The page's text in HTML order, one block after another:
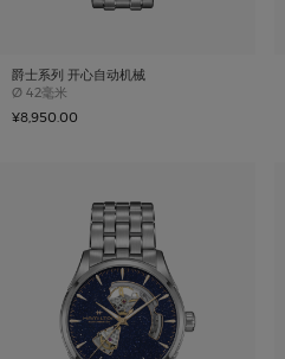
爵士系列 开心自动机械
Ø Case size
42毫米
¥8,950.00